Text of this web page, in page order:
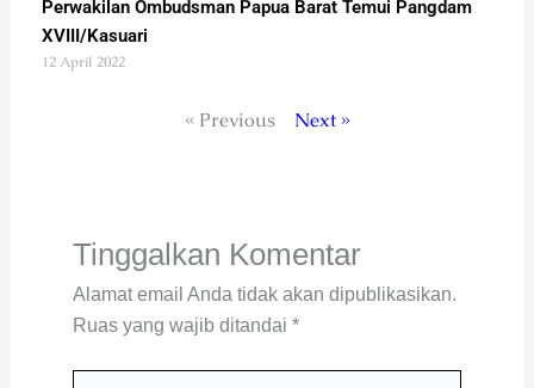
Perwakilan Ombudsman Papua Barat Temui Pangdam
XVIII/Kasuari
12 April 2022
« Previous Next »
Tinggalkan Komentar
Alamat email Anda tidak akan dipublikasikan.
Ruas yang wajib ditandai *